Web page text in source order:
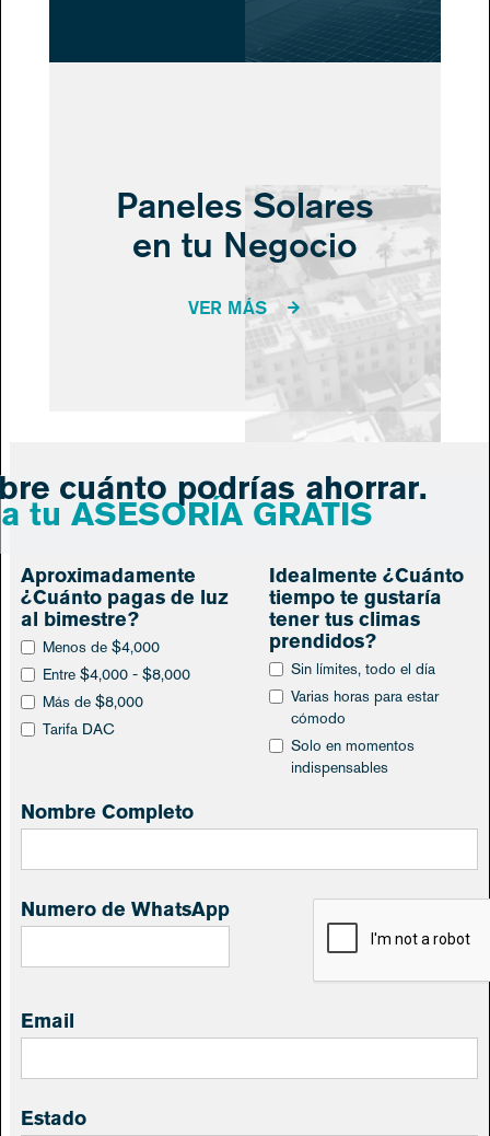
Paneles Solares
en tu Negocio
VER MÁS
cuánto podrías ahorrar.
tu ASESORÍA GRATIS
Aproximadamente
¿Cuánto pagas de luz
al bimestre?
Menos de $4,000
Entre $4,000 - $8,000
Más de $8,000
Tarifa DAC
Idealmente ¿Cuánto
tiempo te gustaría
tener tus climas
prendidos?
Sin límites, todo el día
Varias horas para estar
cómodo
Solo en momentos
indispensables
Nombre Completo
Numero de WhatsApp
Email
Estado